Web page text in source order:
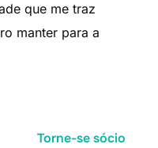
que me traz
manter para a
Torne-se sócio